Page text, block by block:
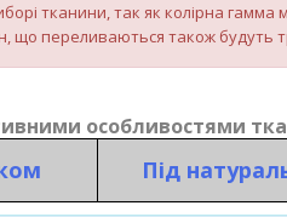
тканини, так як колірна гамма
переливаються також будуть
особливостями
Під